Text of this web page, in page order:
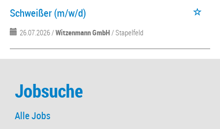
Schweißer (m/w/d)
26.07.2026 /Witzenmann GmbH/ Stapelfeld
Jobsuche
Alle Jobs